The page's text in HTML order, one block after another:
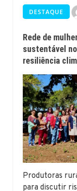
DESTAQUE
Rede de
sustentável
resiliência
Produtoras
para discutir